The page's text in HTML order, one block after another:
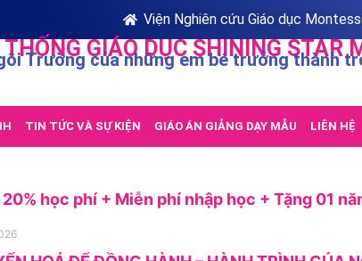
Viện Nghiên cứu Giáo dục
THỐNG GIÁO DỤC SHINING STAR
Trường của những em bé trưởng thành
TIN TỨC VÀ SỰ KIỆN GIÁO ÁN GIẢNG DẠY MẪU LIÊN HỆ
20% học phí + Miễn phí nhập học + Tặng 01